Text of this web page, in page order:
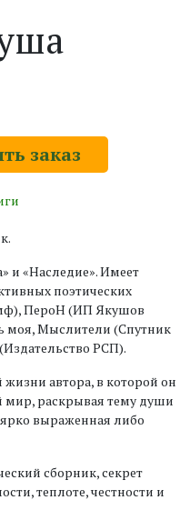
заказ
и «Наследие». Имеет
поэтических
ПероН (ИП Якушов
моя, Мыслители (Спутник
РСП).
жизни автора, в которой он
мир, раскрывая тему души
выраженная либо
сборник, секрет
теплоте, честности и